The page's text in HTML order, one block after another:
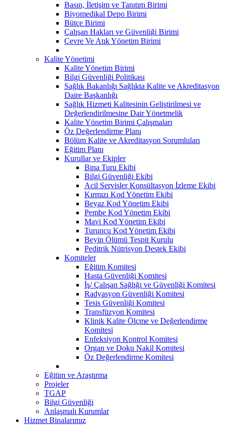
Basın, İletişim ve Tanıtım Birimi
Biyomedikal Depo Birimi
Bütçe Birimi
Çalışan Hakları ve Güvenliği Birimi
Çevre Ve Atık Yönetim Birimi
Kalite Yönetimi
Kalite Yönetim Birimi
Bilgi Güvenliği Politikası
Sağlık Bakanlığı Sağlıkta Kalite ve Akreditasyon
Daire Başkanlığı
Sağlık Hizmeti Kalitesinin Geliştirilmesi ve
Değerlendirilmesine Dair Yönetmelik
Kalite Yönetim Birimi Çalışmaları
Öz Değerlendirme Planı
Bölüm Kalite ve Akreditasyon Sorumluları
Eğitim Planı
Kurullar ve Ekipler
Bina Turu Ekibi
Bilgi Güvenliği Ekibi
Acil Servisler Konsültasyon İzleme Ekibi
Kırmızı Kod Yönetim Ekibi
Beyaz Kod Yönetim Ekibi
Pembe Kod Yönetim Ekibi
Mavi Kod Yönetim Ekibi
Turuncu Kod Yönetim Ekibi
Beyin Ölümü Tespit Kurulu
Peditrik Nütrisyon Destek Ekibi
Komiteler
Eğitim Komitesi
Hasta Güvenliği Komitesi
İş/ Çalışan Sağlığı ve Güvenliği Komitesi
Radyasyon Güvenliği Komitesi
Tesis Güvenliği Komitesi
Transfüzyon Komitesi
Klinik Kalite Ölçme ve Değerlendirme
Komitesi
Enfeksiyon Kontrol Komitesi
Organ ve Doku Nakil Komitesi
Öz Değerlendirme Komitesi
Eğitim ve Araştırma
Projeler
TGAP
Bilgi Güvenliği
Anlaşmalı Kurumlar
Hizmet Binalarımız